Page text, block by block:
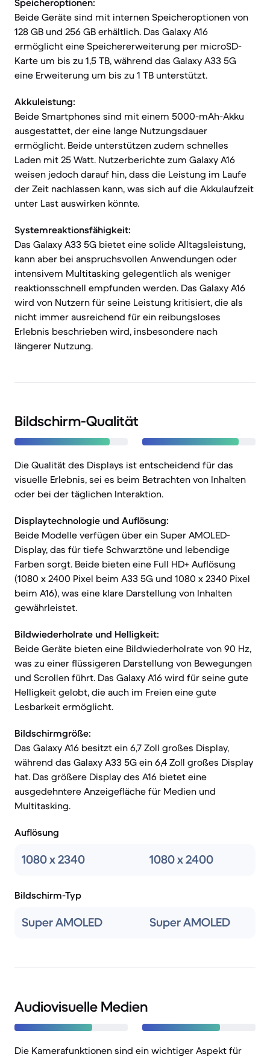
Speicheroptionen:
Beide Geräte sind mit internen Speicheroptionen von
128 GB und 256 GB erhältlich. Das Galaxy A16
ermöglicht eine Speichererweiterung per microSD-
Karte um bis zu 1,5 TB, während das Galaxy A33 5G
eine Erweiterung um bis zu 1 TB unterstützt.
Akkuleistung:
Beide Smartphones sind mit einem 5000-mAh-Akku
ausgestattet, der eine lange Nutzungsdauer
ermöglicht. Beide unterstützen zudem schnelles
Laden mit 25 Watt. Nutzerberichte zum Galaxy A16
weisen jedoch darauf hin, dass die Leistung im Laufe
der Zeit nachlassen kann, was sich auf die Akkulaufzeit
unter Last auswirken könnte.
Systemreaktionsfähigkeit:
Das Galaxy A33 5G bietet eine solide Alltagsleistung,
kann aber bei anspruchsvollen Anwendungen oder
intensivem Multitasking gelegentlich als weniger
reaktionsschnell empfunden werden. Das Galaxy A16
wird von Nutzern für seine Leistung kritisiert, die als
nicht immer ausreichend für ein reibungsloses
Erlebnis beschrieben wird, insbesondere nach
längerer Nutzung.
Bildschirm-Qualität
Die Qualität des Displays ist entscheidend für das
visuelle Erlebnis, sei es beim Betrachten von Inhalten
oder bei der täglichen Interaktion.
Displaytechnologie und Auflösung:
Beide Modelle verfügen über ein Super AMOLED-
Display, das für tiefe Schwarztöne und lebendige
Farben sorgt. Beide bieten eine Full HD+ Auflösung
(1080 x 2400 Pixel beim A33 5G und 1080 x 2340 Pixel
beim A16), was eine klare Darstellung von Inhalten
gewährleistet.
Bildwiederholrate und Helligkeit:
Beide Geräte bieten eine Bildwiederholrate von 90 Hz,
was zu einer flüssigeren Darstellung von Bewegungen
und Scrollen führt. Das Galaxy A16 wird für seine gute
Helligkeit gelobt, die auch im Freien eine gute
Lesbarkeit ermöglicht.
Bildschirmgröße:
Das Galaxy A16 besitzt ein 6,7 Zoll großes Display,
während das Galaxy A33 5G ein 6,4 Zoll großes Display
hat. Das größere Display des A16 bietet eine
ausgedehntere Anzeigefläche für Medien und
Multitasking.
Auflösung
1080 x 2340 1080 x 2400
Bildschirm-Typ
Super AMOLED Super AMOLED
Audiovisuelle Medien
Die Kamerafunktionen sind ein wichtiger Aspekt für